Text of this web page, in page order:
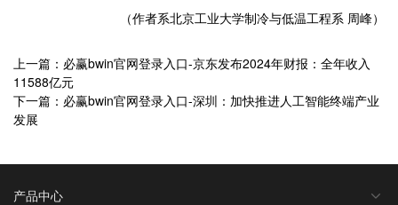
（作者系北京工业大学制冷与低温工程系 周峰）
上一篇：必赢bwin官网登录入口-京东发布2024年财报：全年收入
11588亿元
下一篇：必赢bwin官网登录入口-深圳：加快推进人工智能终端产业
发展
产品中心